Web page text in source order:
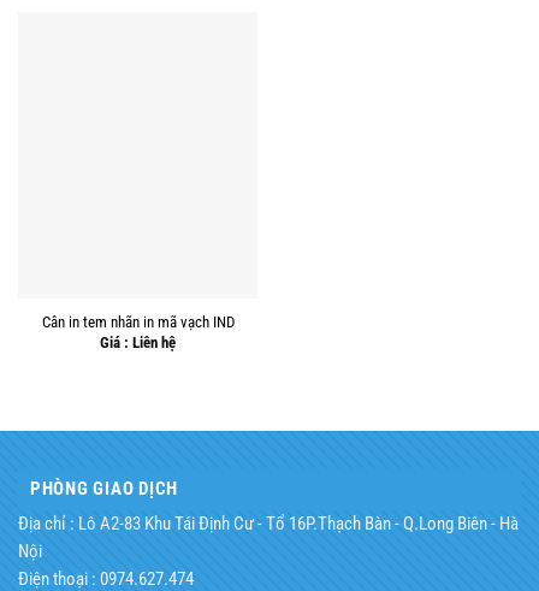
Cân in tem nhãn in mã vạch IND
Giá : Liên hệ
PHÒNG GIAO DỊCH
Địa chỉ : Lô A2-83 Khu Tái Định Cư - Tổ 16P.Thạch Bàn - Q.Long Biên - Hà
Nội
Điện thoại : 0974.627.474